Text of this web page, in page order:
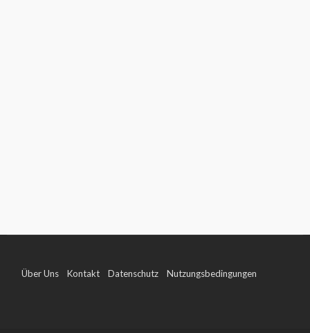
Über Uns Kontakt Datenschutz Nutzungsbedingungen